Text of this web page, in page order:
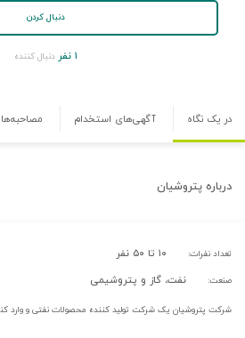
دنبال کردن
۱ نفر دنبال کننده
در یک نگاه آگهی‌های استخدام مصاحبه‌ها
درباره پتروشیان
تعداد نفرات: ۱۰ تا ۵۰ نفر
صنعت: نفت، گاز و پتروشیمی
شرکت پتروشیان یک شرکت تولید کننده محصولات نفتی و وارد